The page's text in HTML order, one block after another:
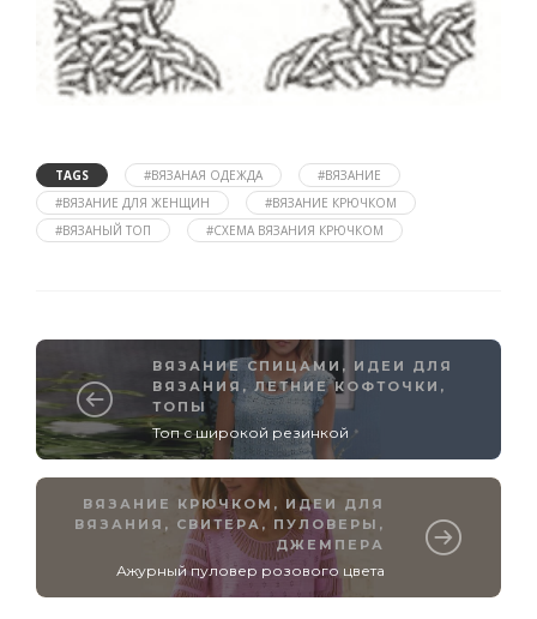
TAGS #ВЯЗАНАЯ ОДЕЖДА
#ВЯЗАНИЕ
#ВЯЗАНИЕ ДЛЯ ЖЕНЩИН
#ВЯЗАНИЕ КРЮЧКОМ
#ВЯЗАНЫЙ ТОП
#СХЕМА ВЯЗАНИЯ КРЮЧКОМ
ВЯЗАНИЕ СПИЦАМИ , ИДЕИ ДЛЯ
ВЯЗАНИЯ , ЛЕТНИЕ КОФТОЧКИ,
ТОПЫ
Топ с широкой резинкой
ВЯЗАНИЕ КРЮЧКОМ , ИДЕИ ДЛЯ
ВЯЗАНИЯ , СВИТЕРА, ПУЛОВЕРЫ,
ДЖЕМПЕРА
Ажурный пуловер розового цвета